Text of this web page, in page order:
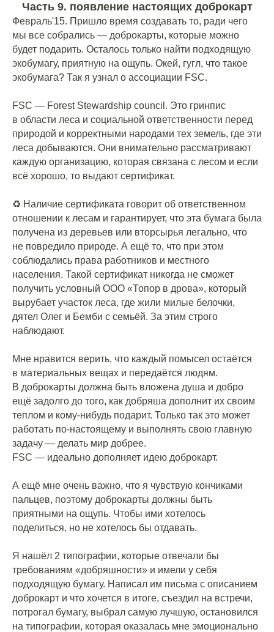
Часть 9. появление настоящих доброкарт
Февраль'15. Пришло время создавать то, ради чего
мы все собрались — доброкарты, которые можно
будет подарить. Осталось только найти подходящую
экобумагу, приятную на ощупь. Окей, гугл, что такое
экобумага? Так я узнал о ассоциации FSC.
FSC — Forest Stewardship council. Это гринпис
в области леса и социальной ответственности перед
природой и корректными народами тех земель, где эти
леса добываются. Они внимательно рассматривают
каждую организацию, которая связана с лесом и если
всё хорошо, то выдают сертификат.
♻️ Наличие сертификата говорит об ответственном
отношении к лесам и гарантирует, что эта бумага была
получена из деревьев или вторсырья легально, что
не повредило природе. А ещё то, что при этом
соблюдались права работников и местного
населения. Такой сертификат никогда не сможет
получить условный ООО «Топор в дрова», который
вырубает участок леса, где жили милые белочки,
дятел Олег и Бемби с семьёй. За этим строго
наблюдают.
Мне нравится верить, что каждый помысел остаётся
в материальных вещах и передаётся людям.
В доброкарты должна быть вложена душа и добро
ещё задолго до того, как добряша дополнит их своим
теплом и кому-нибудь подарит. Только так это может
работать по-настоящему и выполнять свою главную
задачу — делать мир добрее.
FSC — идеально дополняет идею доброкарт.
А ещё мне очень важно, что я чувствую кончиками
пальцев, поэтому доброкарты должны быть
приятными на ощупь. Чтобы ими хотелось
поделиться, но не хотелось бы отдавать.
Я нашёл 2 типографии, которые отвечали бы
требованиям «добряшности» и имели у себя
подходящую бумагу. Написал им письма с описанием
доброкарт и что хочется в итоге, съездил на встречи,
потрогал бумагу, выбрал самую лучшую, остановился
на типографии, которая оказалась мне эмоционально